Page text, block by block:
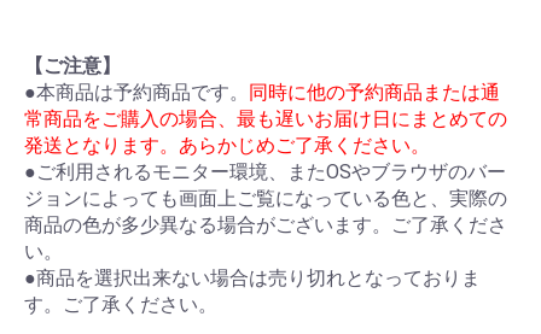
【ご注意】
●本商品は予約商品です。
同時に他の予約商品または通
常商品をご購入の場合、最も遅いお届け日にまとめての
発送となります。あらかじめご了承ください。
●ご利用されるモニター環境、またOSやブラウザのバー
ジョンによっても画面上ご覧になっている色と、実際の
商品の色が多少異なる場合がございます。ご了承くださ
い。
●商品を選択出来ない場合は売り切れとなっておりま
す。ご了承ください。